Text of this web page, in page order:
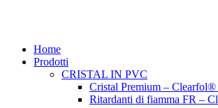
Home
Prodotti
CRISTAL IN PVC
Cristal Premium –
Ritardanti di fiamma FR –